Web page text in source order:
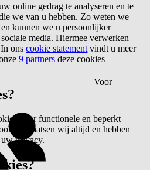
Voor
online gedrag te analyseren en te
we van u hebben. Zo weten we
kunnen we u persoonlijker
media. Hiermee verwerken
. In onscookie statement vindt u meer
9 partners deze cookies
voor functionele en beperkt
plaatsen wij altijd en hebben
privacy.